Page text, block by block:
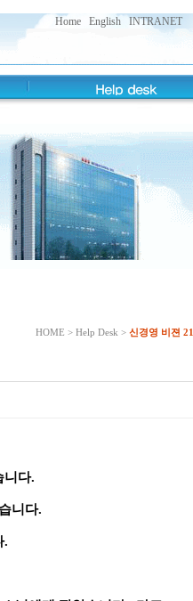
Home English INTRANET
HOME > Help Desk > 신경영 비젼 21
니다.
니다.
.